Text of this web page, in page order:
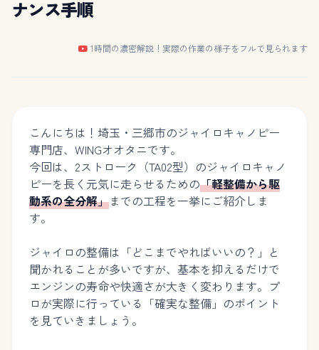
ナンス手順
1時間の濃密解説！実際の作業の様子をフルで見られます
こんにちは！埼玉・三郷市のジャイロキャノピー
専門店、WINGオオタニです。
今回は、2ストローク（TA02型）のジャイロキャノ
ピーを長く元気に走らせるための「軽整備から駆
動系の全分解」までの工程を一挙にご紹介しま
す。
ジャイロの整備は「どこまでやればいいの？」と
聞かれることが多いですが、基本を抑えるだけで
エンジンの寿命や快適さが大きく変わります。プ
ロが実際に行っている「確実な整備」のポイント
を見ていきましょう。